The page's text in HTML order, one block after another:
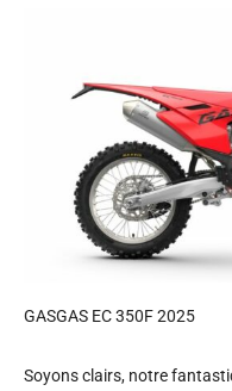
GASGAS EC 350F 2025
Soyons clairs, notre